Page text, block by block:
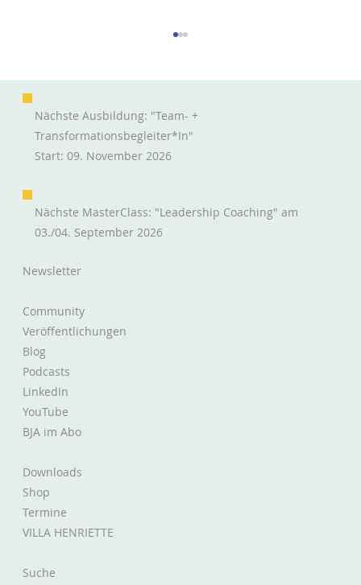
Sich mit Wardley Maps klar strategisch
positionieren
Newsletter
Community
Veröffentlichungen
Blog
Podcasts
LinkedIn
YouTube
BJA im Abo
Downloads
Shop
Termine
VILLA HENRIETTE
Suche
Nächste Ausbildung: "Team- +
Transformationsbegleiter*in"
Start: 09. November 2026
Nächste MasterClass: "Leadership Coaching" am
03./04. September 2026